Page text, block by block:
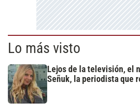
Lo más visto
Lejos de la televisión, el
Señuk, la periodista que